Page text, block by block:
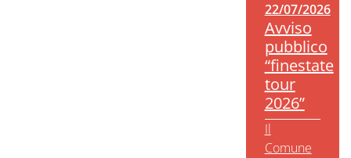
22/07/2026
Avviso
pubblico
“finestate
tour
2026”
Il
Comune